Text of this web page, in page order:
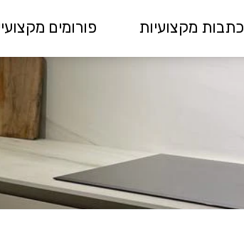
כתבות מקצועיות פורומים